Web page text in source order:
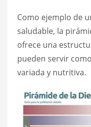
Como ejemplo de
saludable, la
ofrece una
pueden servir
variada y nutritiva.